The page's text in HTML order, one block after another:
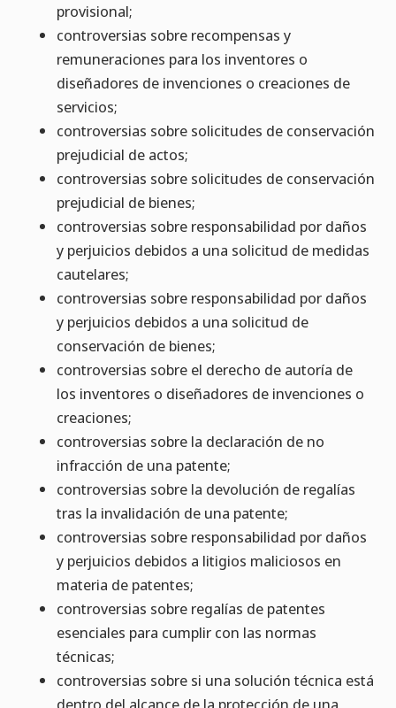
provisional;
controversias sobre recompensas y
remuneraciones para los inventores o
diseñadores de invenciones o creaciones de
servicios;
controversias sobre solicitudes de conservación
prejudicial de actos;
controversias sobre solicitudes de conservación
prejudicial de bienes;
controversias sobre responsabilidad por daños
y perjuicios debidos a una solicitud de medidas
cautelares;
controversias sobre responsabilidad por daños
y perjuicios debidos a una solicitud de
conservación de bienes;
controversias sobre el derecho de autoría de
los inventores o diseñadores de invenciones o
creaciones;
controversias sobre la declaración de no
infracción de una patente;
controversias sobre la devolución de regalías
tras la invalidación de una patente;
controversias sobre responsabilidad por daños
y perjuicios debidos a litigios maliciosos en
materia de patentes;
controversias sobre regalías de patentes
esenciales para cumplir con las normas
técnicas;
controversias sobre si una solución técnica está